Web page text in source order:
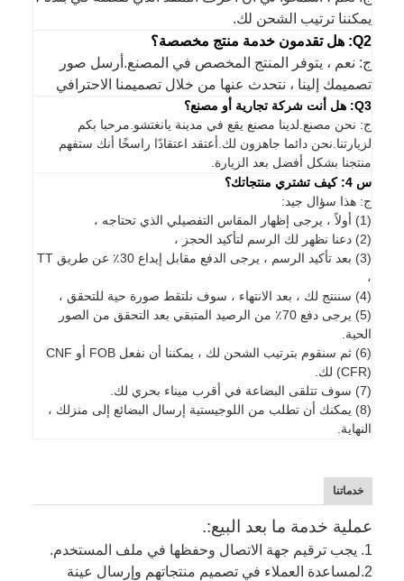
يمكننا ترتيب الشحن لك.
Q2: هل تقدمون خدمة منتج مخصصة؟
ج: نعم ، يتوفر المنتج المخصص في المصنع.أرسل صور
تصميمك إلينا ، نتحدث عنها من خلال تصميمنا الاحترافي
Q3: هل أنت شركة تجارية أو مصنع؟
ج: نحن مصنع.لدينا مصنع يقع في مدينة يانغتشو.مرحبا بكم
لزيارتنا.نحن دائما جاهزون لك.أعتقد اعتقادًا راسخًا أنك ستفهم
منتجنا بشكل أفضل بعد الزيارة.
س 4: كيف تشتري منتجاتك؟
ج: هذا سؤال جيد:
(1) أولاً ، يرجى إظهار المقاس التفصيلي الذي تحتاجه ،
(2) دعنا نظهر لك الرسم لتأكيد الحجز ،
(3) بعد تأكيد الرسم ، يرجى الدفع مقابل إيداع 30٪ عن طريق TT
،
(4) سننتج لك ، بعد الانتهاء ، سوف نلتقط صورة حية للتحقق ،
(5) يرجى دفع 70٪ من الرصيد المتبقي بعد التحقق من الصور
الحية.
(6) ثم سنقوم بترتيب الشحن لك ، يمكننا أن نفعل FOB أو CNF
(CFR) لك.
(7) سوف تتلقى البضاعة في أقرب ميناء بحري لك.
(8) يمكنك أن تطلب من اللوجيستية إرسال البضائع إلى منزلك ،
النهاية.
خدماتنا
عملية خدمة ما بعد البيع:.
1. يجب ترقيم جهة الاتصال وحفظها في ملف المستخدم.
2. لمساعدة العملاء في تصميم منتجاتهم وإرسال عينة